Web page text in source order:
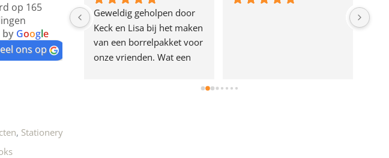
op 165
by Google
ons op
op de
lopen? Waar
de design
Geweldig geholpen door
Keck en Lisa bij het maken
van een borrelpakket voor
onze vrienden. Wat een
, Stationery